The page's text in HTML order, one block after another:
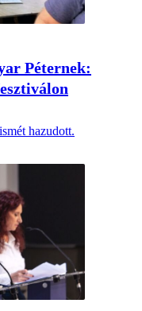
Péternek:
hazudott.